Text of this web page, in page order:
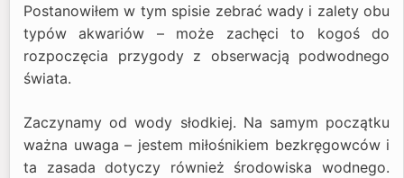
Postanowiłem w tym spisie zebrać wady i zalety obu
typów akwariów – może zachęci to kogoś do
rozpoczęcia przygody z obserwacją podwodnego
świata.
Zaczynamy od wody słodkiej. Na samym początku
ważna uwaga – jestem miłośnikiem bezkręgowców i
ta zasada dotyczy również środowiska wodnego.